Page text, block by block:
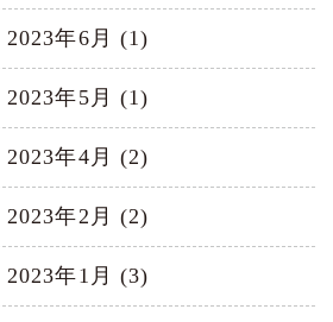
2023年6月 (1)
2023年5月 (1)
2023年4月 (2)
2023年2月 (2)
2023年1月 (3)